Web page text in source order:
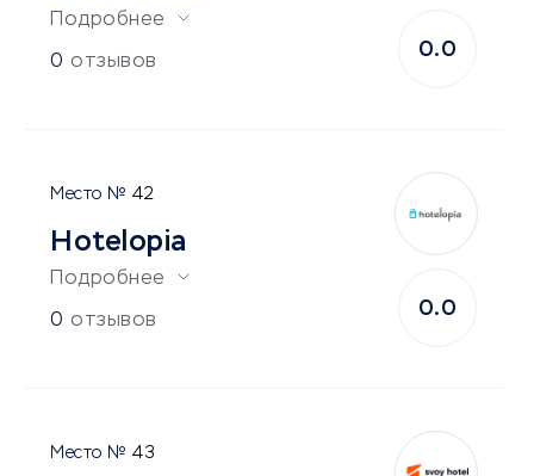
Подробнее
0 отзывов
0.0
42
Hotelopia
Подробнее
0 отзывов
0.0
43